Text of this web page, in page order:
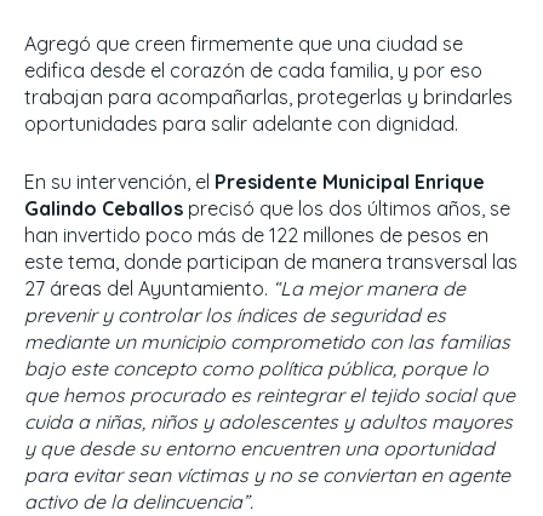
Agregó que creen firmemente que una ciudad se
edifica desde el corazón de cada familia, y por eso
trabajan para acompañarlas, protegerlas y brindarles
oportunidades para salir adelante con dignidad.
En su intervención, el Presidente Municipal Enrique
Galindo Ceballos precisó que los dos últimos años, se
han invertido poco más de 122 millones de pesos en
este tema, donde participan de manera transversal las
27 áreas del Ayuntamiento. “La mejor manera de
prevenir y controlar los índices de seguridad es
mediante un municipio comprometido con las familias
bajo este concepto como política pública, porque lo
que hemos procurado es reintegrar el tejido social que
cuida a niñas, niños y adolescentes y adultos mayores
y que desde su entorno encuentren una oportunidad
para evitar sean víctimas y no se conviertan en agente
activo de la delincuencia”.